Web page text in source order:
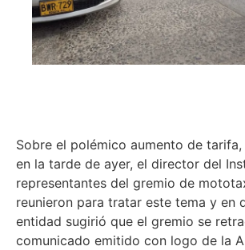
Sobre el polémico aumento de
en la tarde de ayer, el director del
representantes del gremio de
reunieron para tratar este tema y en
entidad sugirió que el gremio se
comunicado emitido con logo de la